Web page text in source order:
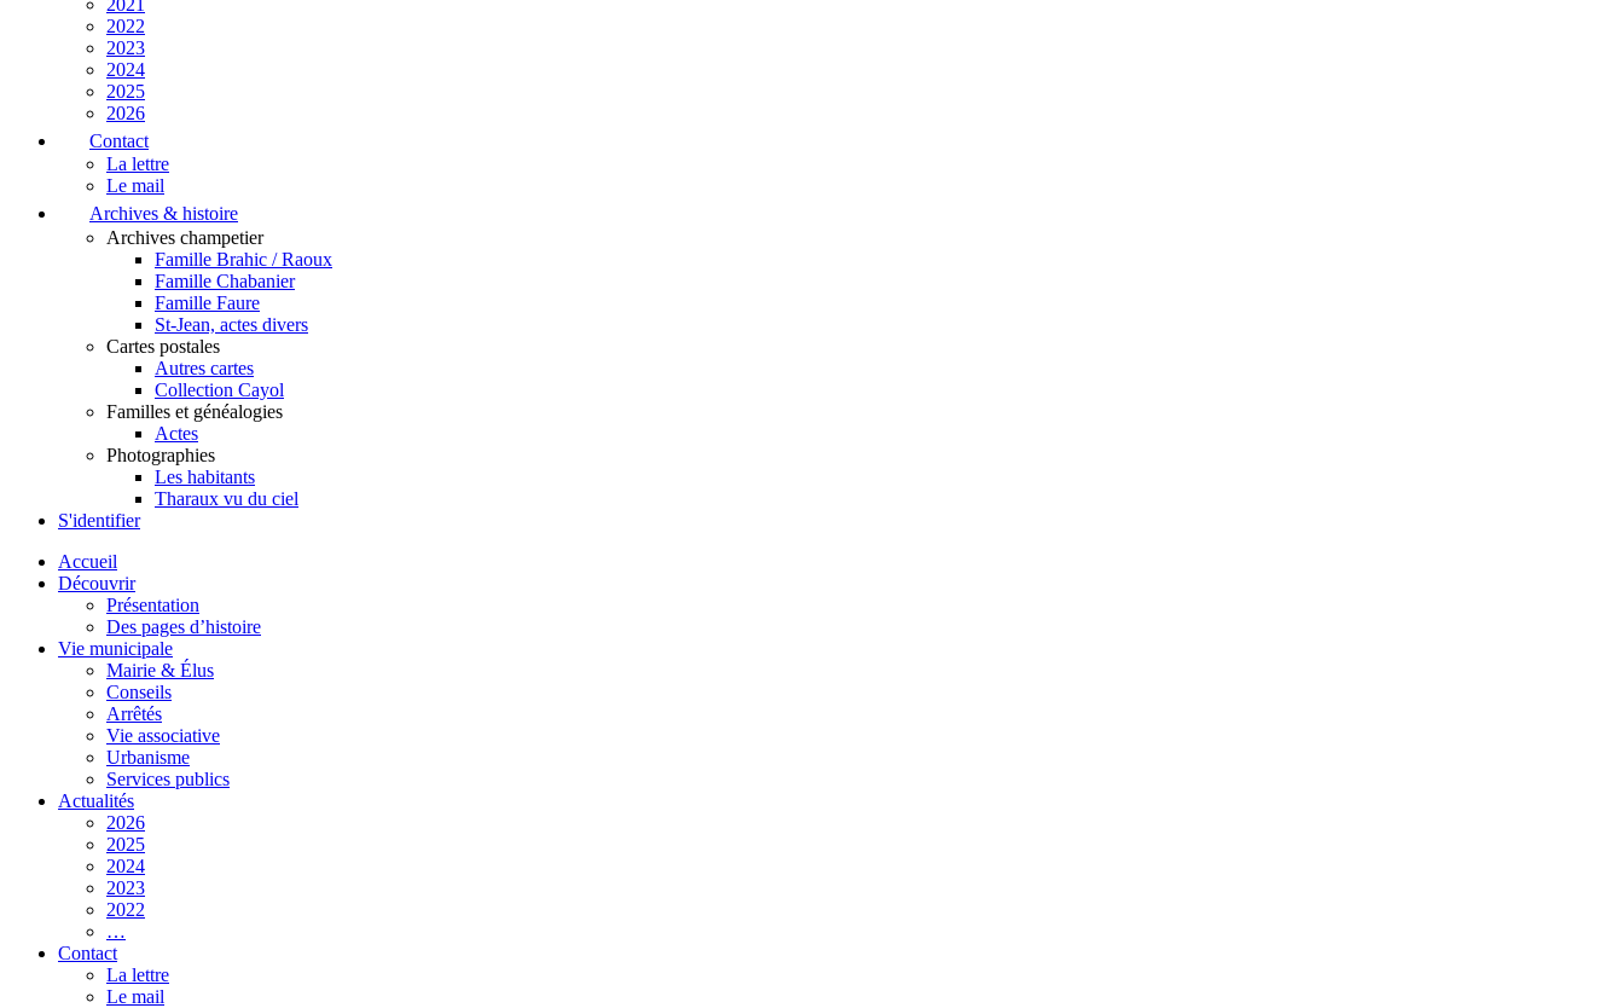
2022
2023
2024
2025
2026
Contact
La lettre
Le mail
Archives & histoire
Archives champetier
Famille Brahic / Raoux
Famille Chabanier
Famille Faure
St-Jean, actes divers
Cartes postales
Autres cartes
Collection Cayol
Familles et généalogies
Actes
Photographies
Les habitants
Tharaux vu du ciel
S'identifier
Accueil
Découvrir
Présentation
Des pages d’histoire
Vie municipale
Mairie & Élus
Conseils
Arrêtés
Vie associative
Urbanisme
Services publics
Actualités
2026
2025
2024
2023
2022
…
Contact
La lettre
Le mail